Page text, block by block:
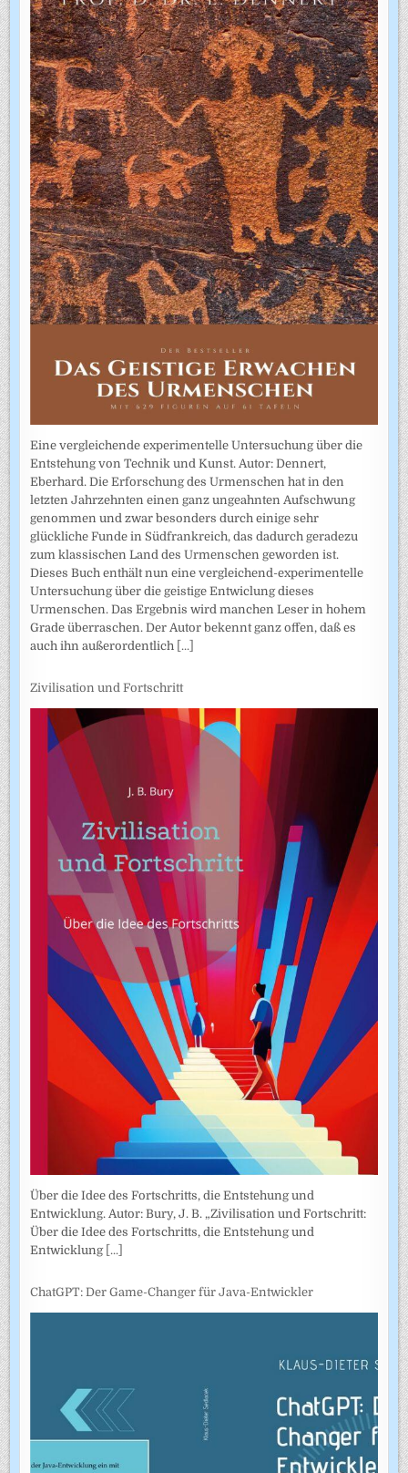
Eine vergleichende experimentelle Untersuchung über die
Entstehung von Technik und Kunst. Autor: Dennert,
Eberhard. Die Erforschung des Urmenschen hat in den
letzten Jahrzehnten einen ganz ungeahnten Aufschwung
genommen und zwar besonders durch einige sehr
glückliche Funde in Südfrankreich, das dadurch geradezu
zum klassischen Land des Urmenschen geworden ist.
Dieses Buch enthält nun eine vergleichend-experimentelle
Untersuchung über die geistige Entwiclung dieses
Urmenschen. Das Ergebnis wird manchen Leser in hohem
Grade überraschen. Der Autor bekennt ganz offen, daß es
auch ihn außerordentlich [...]
Zivilisation und Fortschritt
Über die Idee des Fortschritts, die Entstehung und
Entwicklung. Autor: Bury, J. B. „Zivilisation und Fortschritt:
Über die Idee des Fortschritts, die Entstehung und
Entwicklung [...]
ChatGPT: Der Game-Changer für Java-Entwickler